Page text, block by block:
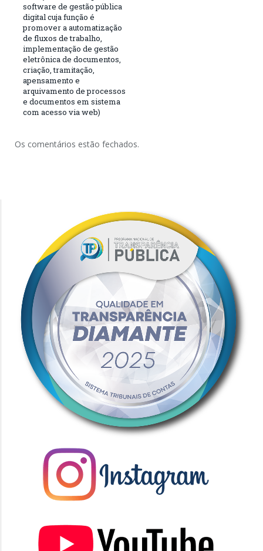
software de gestão pública
digital cuja função é
promover a automatização
de fluxos de trabalho,
implementação de gestão
eletrônica de documentos,
criação, tramitação,
apensamento e
arquivamento de processos
e documentos em sistema
com acesso via web)
Os comentários estão fechados.